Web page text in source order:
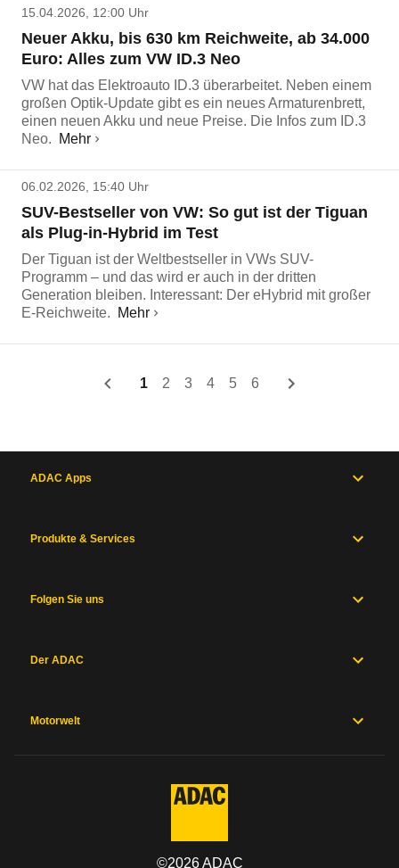
15.04.2026, 12:00 Uhr
Neuer Akku, bis 630 km Reichweite, ab 34.000
Euro: Alles zum VW ID.3 Neo
VW hat das Elektroauto ID.3 überarbeitet. Neben einem
großen Optik-Update gibt es ein neues Armaturenbrett,
einen neuen Akku und neue Preise. Die Infos zum ID.3
Neo.
Mehr
06.02.2026, 15:40 Uhr
SUV-Bestseller von VW: So gut ist der Tiguan
als Plug-in-Hybrid im Test
Der Tiguan ist der Weltbestseller in VWs SUV-
Programm – und das wird er auch in der dritten
Generation bleiben. Interessant: Der eHybrid mit großer
E-Reichweite.
Mehr
1 2 3 4 5 6
ADAC Apps
Produkte & Services
Folgen Sie uns
Der ADAC
Motorwelt
©2026ADAC